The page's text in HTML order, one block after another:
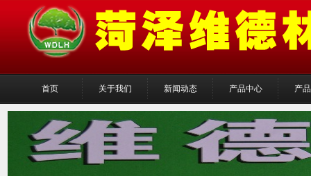
首页 关于我们 新闻动态 产品中心 产